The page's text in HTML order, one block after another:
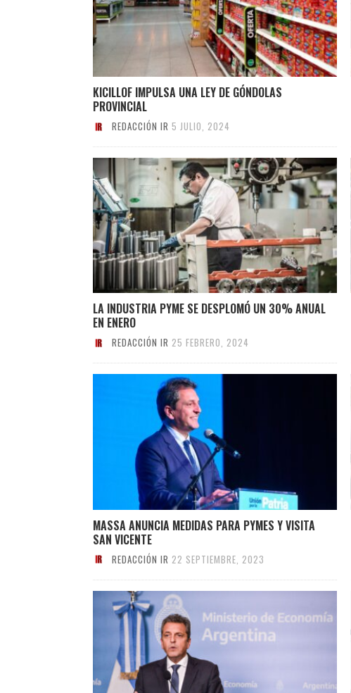
KICILLOF IMPULSA UNA LEY DE GÓNDOLAS
PROVINCIAL
REDACCIÓN IR 5 JULIO, 2024
LA INDUSTRIA PYME SE DESPLOMÓ UN 30% ANUAL
EN ENERO
REDACCIÓN IR 25 FEBRERO, 2024
MASSA ANUNCIA MEDIDAS PARA PYMES Y VISITA
SAN VICENTE
REDACCIÓN IR 22 SEPTIEMBRE, 2023